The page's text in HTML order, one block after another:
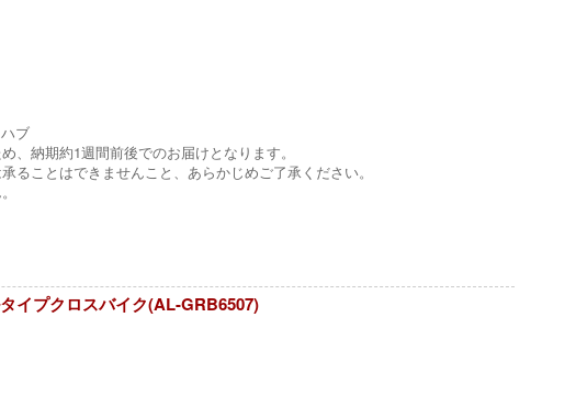
ブ
、納期約1週間前後でのお届けとなります。
ることはできませんこと、あらかじめご了承ください。
イプクロスバイク(AL-GRB6507)